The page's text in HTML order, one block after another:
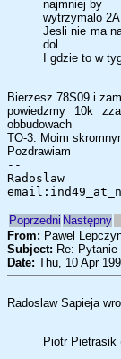
najmniej by
wytrzymalo
Jesli nie ma
dol.
I gdzie to w
Bierzesz 78S09 i
powiedzmy 10k
obbudowach
TO-3. Moim
Pozdrawiam
--
Poprzedni Następny
From: Pawel
Subject: Re:
Date: Thu, 10 Apr
Radoslaw Sapieja
Piotr Pietrasik